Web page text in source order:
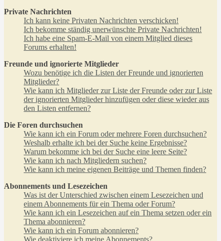
Private Nachrichten
Ich kann keine Privaten Nachrichten verschicken!
Ich bekomme ständig unerwünschte Private Nachrichten!
Ich habe eine Spam-E-Mail von einem Mitglied dieses
Forums erhalten!
Freunde und ignorierte Mitglieder
Wozu benötige ich die Listen der Freunde und ignorierten
Mitglieder?
Wie kann ich Mitglieder zur Liste der Freunde oder zur Liste
der ignorierten Mitglieder hinzufügen oder diese wieder aus
den Listen entfernen?
Die Foren durchsuchen
Wie kann ich ein Forum oder mehrere Foren durchsuchen?
Weshalb erhalte ich bei der Suche keine Ergebnisse?
Warum bekomme ich bei der Suche eine leere Seite?
Wie kann ich nach Mitgliedern suchen?
Wie kann ich meine eigenen Beiträge und Themen finden?
Abonnements und Lesezeichen
Was ist der Unterschied zwischen einem Lesezeichen und
einem Abonnements für ein Thema oder Forum?
Wie kann ich ein Lesezeichen auf ein Thema setzen oder ein
Thema abonnieren?
Wie kann ich ein Forum abonnieren?